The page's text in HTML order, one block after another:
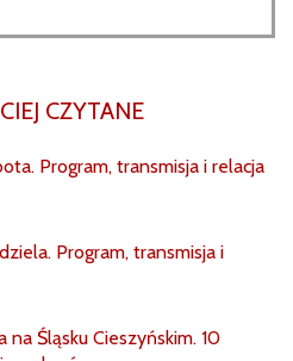
CZYTANE
Program, transmisja i relacja
Program, transmisja i
na Śląsku Cieszyńskim. 10